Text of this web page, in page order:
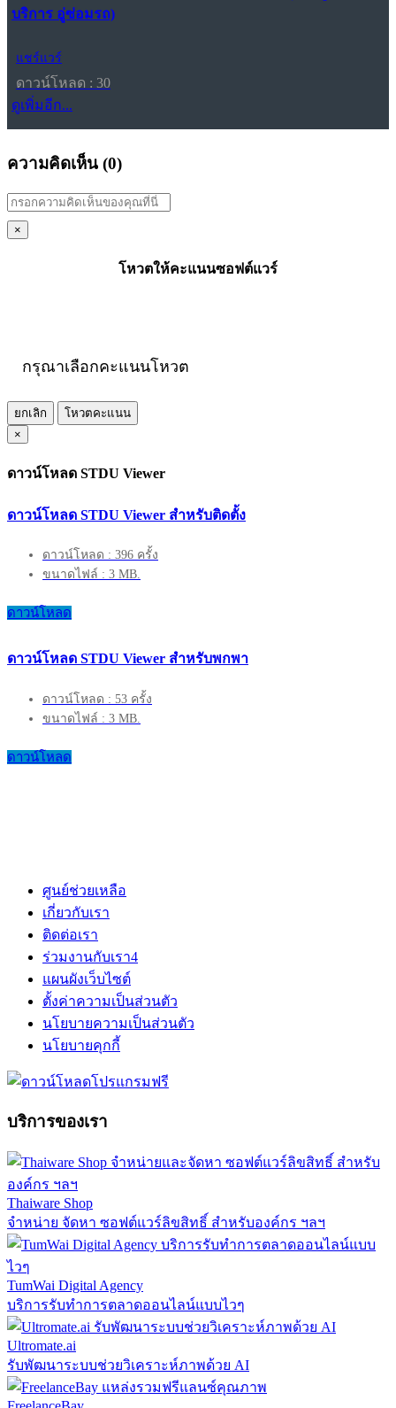
บริการ อู่ซ่อมรถ)
แชร์แวร์
ดาวน์โหลด : 30
ดูเพิ่มอีก...
ความคิดเห็น (0)
×
โหวตให้คะแนนซอฟต์แวร์
กรุณาเลือกคะแนนโหวต
ยกเลิก
โหวตคะแนน
×
ดาวน์โหลด STDU Viewer
ดาวน์โหลด STDU Viewer สำหรับติดตั้ง
ดาวน์โหลด : 396 ครั้ง
ขนาดไฟล์ : 3 MB.
ดาวน์โหลด
ดาวน์โหลด STDU Viewer สำหรับพกพา
ดาวน์โหลด : 53 ครั้ง
ขนาดไฟล์ : 3 MB.
ดาวน์โหลด
ศูนย์ช่วยเหลือ
เกี่ยวกับเรา
ติดต่อเรา
ร่วมงานกับเรา4
แผนผังเว็บไซต์
ตั้งค่าความเป็นส่วนตัว
นโยบายความเป็นส่วนตัว
นโยบายคุกกี้
บริการของเรา
Thaiware Shop
จำหน่าย จัดหา ซอฟต์แวร์ลิขสิทธิ์ สำหรับองค์กร ฯลฯ
TumWai Digital Agency
บริการรับทำการตลาดออนไลน์แบบไวๆ
Ultromate.ai
รับพัฒนาระบบช่วยวิเคราะห์ภาพด้วย AI